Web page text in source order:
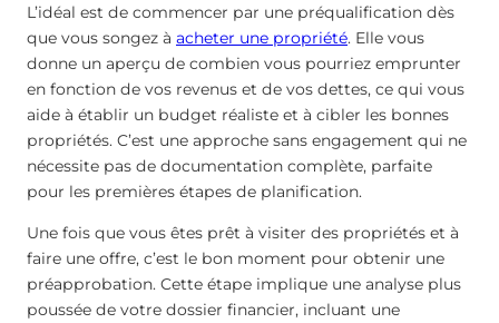
L’idéal est de commencer par une préqualification dès
que vous songez à acheter une propriété. Elle vous
donne un aperçu de combien vous pourriez emprunter
en fonction de vos revenus et de vos dettes, ce qui vous
aide à établir un budget réaliste et à cibler les bonnes
propriétés. C’est une approche sans engagement qui ne
nécessite pas de documentation complète, parfaite
pour les premières étapes de planification.
Une fois que vous êtes prêt à visiter des propriétés et à
faire une offre, c’est le bon moment pour obtenir une
préapprobation. Cette étape implique une analyse plus
poussée de votre dossier financier, incluant une